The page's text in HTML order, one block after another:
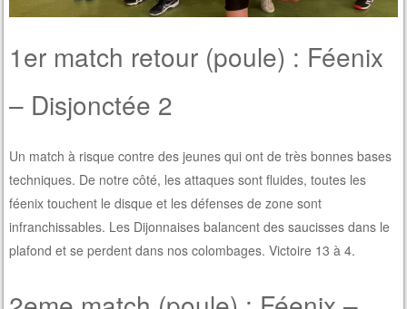
1er match retour (poule) : Féenix
– Disjonctée 2
Un match à risque contre des jeunes qui ont de très bonnes bases
techniques. De notre côté, les attaques sont fluides, toutes les
féenix touchent le disque et les défenses de zone sont
infranchissables. Les Dijonnaises balancent des saucisses dans le
plafond et se perdent dans nos colombages. Victoire 13 à 4.